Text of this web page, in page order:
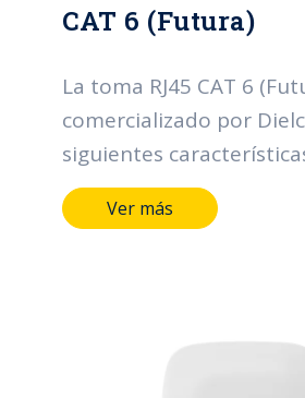
CAT 6 (Futura)
La toma RJ45 CAT 6
comercializado por
siguientes
Terminales y medios de
de aleación de cobre.
Ver más